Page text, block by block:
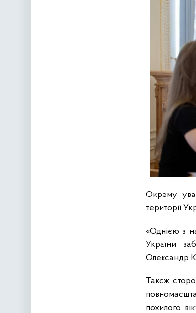
Окрему
території
«Однією з
України
Олександр
Також
похилого